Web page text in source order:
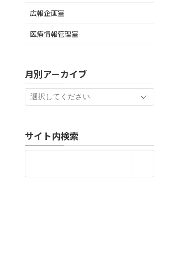
広報企画室
医療情報管理室
月別アーカイブ
サイト内検索